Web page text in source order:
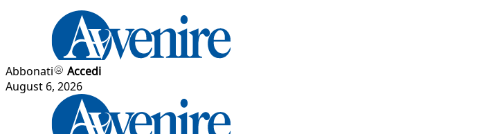
Abbonati
Accedi
August 6, 2026